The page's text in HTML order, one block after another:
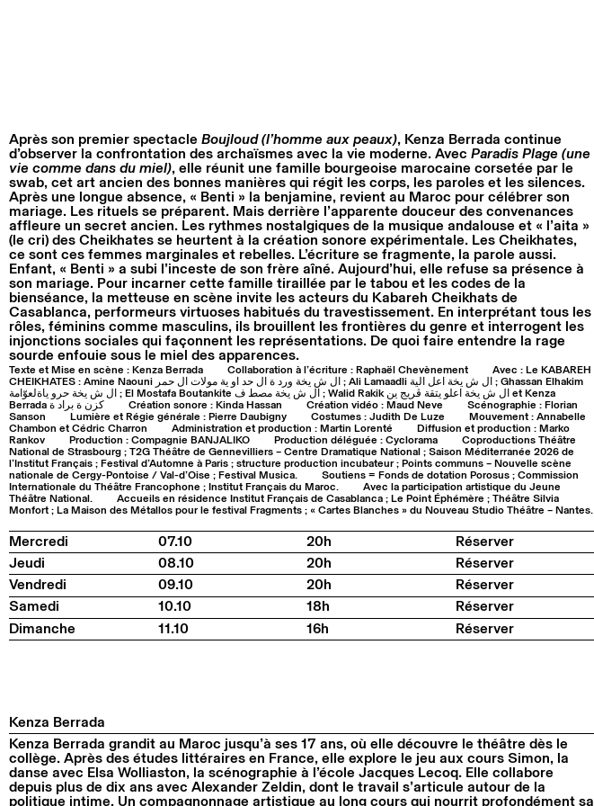
Après son premier spectacle Boujloud (l’homme aux peaux), Kenza Berrada continue
d’observer la confrontation des archaïsmes avec la vie moderne. Avec Paradis Plage (une
vie comme dans du miel), elle réunit une famille bourgeoise marocaine corsetée par le
swab, cet art ancien des bonnes manières qui régit les corps, les paroles et les silences.
Après une longue absence, « Benti » la benjamine, revient au Maroc pour célébrer son
mariage. Les rituels se préparent. Mais derrière l’apparente douceur des convenances
affleure un secret ancien. Les rythmes nostalgiques de la musique andalouse et « l’aita »
(le cri) des Cheikhates se heurtent à la création sonore expérimentale. Les Cheikhates,
ce sont ces femmes marginales et rebelles. L’écriture se fragmente, la parole aussi.
Enfant, « Benti » a subi l’inceste de son frère aîné. Aujourd’hui, elle refuse sa présence à
son mariage. Pour incarner cette famille tiraillée par le tabou et les codes de la
bienséance, la metteuse en scène invite les acteurs du Kabareh Cheikhats de
Casablanca, performeurs virtuoses habitués du travestissement. En interprétant tous les
rôles, féminins comme masculins, ils brouillent les frontières du genre et interrogent les
injonctions sociales qui façonnent les représentations. De quoi faire entendre la rage
sourde enfouie sous le miel des apparences.
Texte et Mise en scène : Kenza Berrada Collaboration à l’écriture : Raphaël Chevènement
Avec : Le KABAREH
CHEIKHATES : Amine Naouni ال ش یخة ورد ة ال حد او یة مولات ال حمر ; Ali Lamaadli ال ش یخة اعل الیة ; Ghassan Elhakim
ال ش یخة حرو یاةلعوّامة ; El Mostafa Boutankite ال ش یخة مصط ف ; Walid Rakik ال ش یخة اعلو یتقة ڤریج ین et Kenza
Berrada كزن ة براد ة
Création sonore : Kinda Hassan Création vidéo : Maud Neve
Scénographie : Florian
Sanson
Lumière et Régie générale : Pierre Daubigny Costumes : Judith De Luze
Mouvement : Annabelle
Chambon et Cédric Charron
Administration et production : Martin Lorenté
Diffusion et production : Marko
Rankov
Production : Compagnie BANJALIKO Production déléguée : Cyclorama
Coproductions Théâtre
National de Strasbourg ; T2G Théâtre de Gennevilliers – Centre Dramatique National ; Saison Méditerranée 2026 de
l’Institut Français ; Festival d’Automne à Paris ; structure production incubateur ; Points communs – Nouvelle scène
nationale de Cergy-Pontoise / Val-d’Oise ; Festival Musica.
Soutiens = Fonds de dotation Porosus ; Commission
Internationale du Théâtre Francophone ; Institut Français du Maroc.
Avec la participation artistique du Jeune
Théâtre National.
Accueils en résidence Institut Français de Casablanca ; Le Point Éphémère ; Théâtre Silvia
Monfort ; La Maison des Métallos pour le festival Fragments ; « Cartes Blanches » du Nouveau Studio Théâtre – Nantes.
Mercredi 07.10 20h
Réserver
Jeudi
08.10 20h
Réserver
Vendredi
09.10 20h
Réserver
Samedi
10.10 18h
Réserver
Dimanche
11.10 16h Réserver
Kenza Berrada
Kenza Berrada grandit au Maroc jusqu’à ses 17 ans, où elle découvre le théâtre dès le
collège. Après des études littéraires en France, elle explore le jeu aux cours Simon, la
danse avec Elsa Wolliaston, la scénographie à l’école Jacques Lecoq. Elle collabore
depuis plus de dix ans avec Alexander Zeldin, dont le travail s’articule autour de la
politique intime. Un compagnonnage artistique au long cours qui nourrit profondément sa